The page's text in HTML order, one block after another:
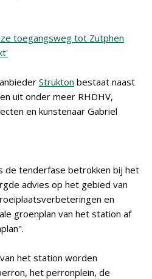
toegangsweg tot Zutphen
Strukton bestaat naast
uit onder meer RHDHV,
en kunstenaar Gabriel
de tenderfase betrokken bij het
advies op het gebied van
en
groenplan van het station af
het station worden
het perronplein, de